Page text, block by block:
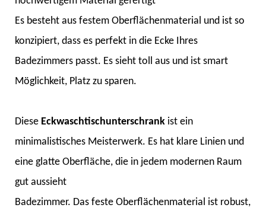
Es besteht aus festem Oberflächenmaterial und ist so
konzipiert, dass es perfekt in die Ecke Ihres
Badezimmers passt. Es sieht toll aus und ist smart
Möglichkeit, Platz zu sparen.
Diese Eckwaschtischunterschrank ist ein
minimalistisches Meisterwerk. Es hat klare Linien und
eine glatte Oberfläche, die in jedem modernen Raum
gut aussieht
Badezimmer. Das feste Oberflächenmaterial ist robust,